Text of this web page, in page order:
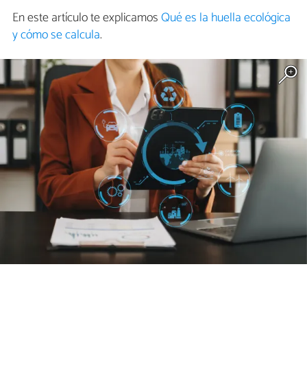
En este artículo te explicamosQué es la huella ecológica
y cómo se calcula.